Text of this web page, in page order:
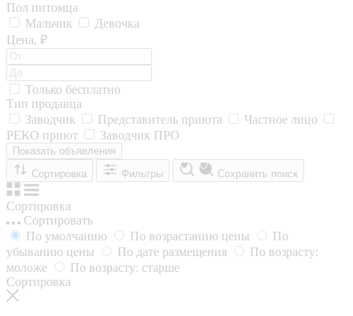
Пол питомца
Мальчик
Девочка
Цена, ₽
Только бесплатно
Тип продавца
Заводчик
Представитель приюта
Частное лицо
РЕКО приют
Заводчик ПРО
Показать объявления
Сортировка
Фильтры Сохранить поиск
Сортировка
Сортировать
По умолчанию
По возрастанию цены
По
убыванию цены
По дате размещения
По возрасту:
моложе
По возрасту: старше
Сортировка